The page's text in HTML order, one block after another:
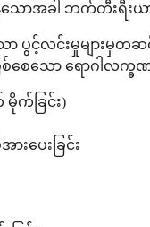
သောအခါ ဘက်တီးရီး
ပွင့်လင်းမှုများမှတ
သော ရောဂါလက္ခဏ
မိုက်ခြင်း)
းပေးခြင်း